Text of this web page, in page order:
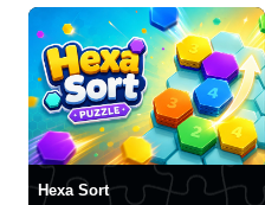
Hexa Sort